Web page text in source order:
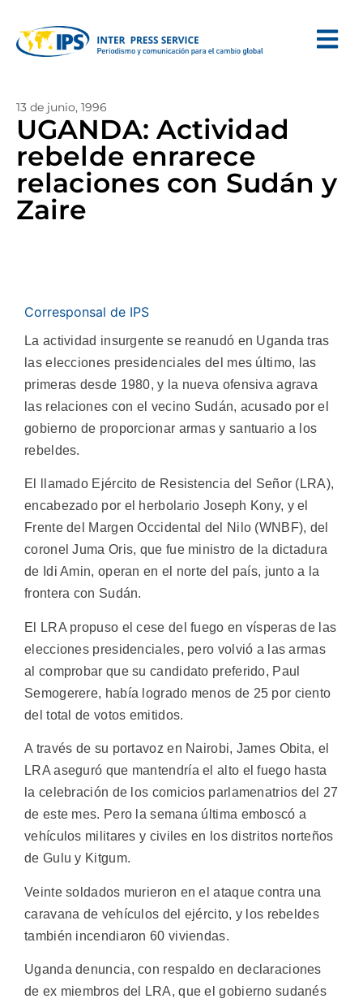
13 de junio, 1996
UGANDA: Actividad
rebelde enrarece
relaciones con Sudán y
Zaire
Corresponsal de IPS
La actividad insurgente se reanudó en Uganda tras
las elecciones presidenciales del mes último, las
primeras desde 1980, y la nueva ofensiva agrava
las relaciones con el vecino Sudán, acusado por el
gobierno de proporcionar armas y santuario a los
rebeldes.
El llamado Ejército de Resistencia del Señor (LRA),
encabezado por el herbolario Joseph Kony, y el
Frente del Margen Occidental del Nilo (WNBF), del
coronel Juma Oris, que fue ministro de la dictadura
de Idi Amin, operan en el norte del país, junto a la
frontera con Sudán.
El LRA propuso el cese del fuego en vísperas de las
elecciones presidenciales, pero volvió a las armas
al comprobar que su candidato preferido, Paul
Semogerere, había logrado menos de 25 por ciento
del total de votos emitidos.
A través de su portavoz en Nairobi, James Obita, el
LRA aseguró que mantendría el alto el fuego hasta
la celebración de los comicios parlamenatrios del 27
de este mes. Pero la semana última emboscó a
vehículos militares y civiles en los distritos norteños
de Gulu y Kitgum.
Veinte soldados murieron en el ataque contra una
caravana de vehículos del ejército, y los rebeldes
también incendiaron 60 viviendas.
Uganda denuncia, con respaldo en declaraciones
de ex miembros del LRA, que el gobierno sudanés